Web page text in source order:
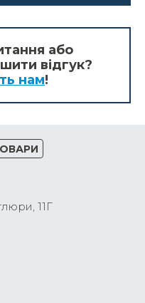
або
відгук?
нам!
11Г